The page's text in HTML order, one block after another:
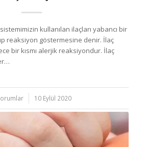
sistemimizin kullanılan ilaçları yabancı bir
reaksiyon göstermesine denir. İlaç
bir kısmı alerjik reaksiyondur. İlaç
10 Eylül 2020